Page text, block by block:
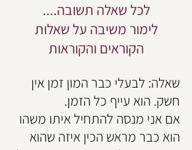
לכל שאלה תשובה....
לימור משיבה על שאלות
הקוראים והקוראות
שאלה: לבעלי כבר המון זמן אין
חשק. הוא עייף כל הזמן.
אם אני מנסה להתחיל איתו משהו
הוא כבר מראש הכין איזה שהוא